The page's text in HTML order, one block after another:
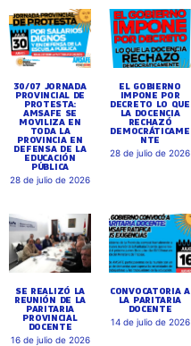
30/07 JORNADA
PROVINCIAL DE
PROTESTA:
AMSAFE SE
MOVILIZA EN
TODA LA
PROVINCIA EN
DEFENSA DE LA
EDUCACIÓN
PÚBLICA
28 de julio de 2026
EL GOBIERNO
IMPONE POR
DECRETO LO QUE
LA DOCENCIA
RECHAZÓ
DEMOCRÁTICAME
NTE
28 de julio de 2026
SE REALIZÓ LA
REUNIÓN DE LA
PARITARIA
PROVINCIAL
DOCENTE
16 de julio de 2026
CONVOCATORIA A
LA PARITARIA
DOCENTE
14 de julio de 2026